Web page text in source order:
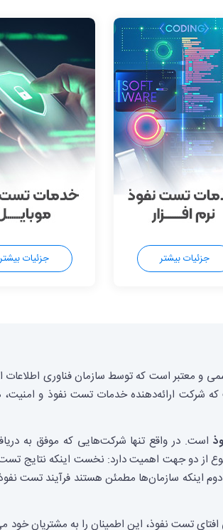
جزئیات بیشتر جزئیات بیشتر
و معتبر است که توسط سازمان فناوری
ارائه‌دهنده خدمات تست نفوذ و امنیت،
است. در واقع تنها شرکت‌هایی که موفق به
از دو جهت اهمیت دارد: نخست اینکه نتایج
اینکه سازمان‌ها مطمئن هستند فرآیند تست
تست نفوذ، این اطمینان را به مشتریان خود